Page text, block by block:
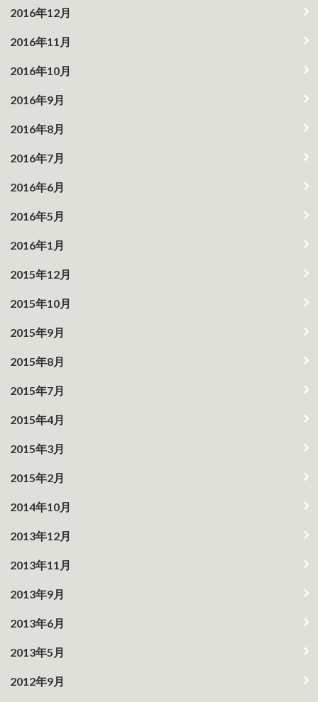
2016年12月
2016年11月
2016年10月
2016年9月
2016年8月
2016年7月
2016年6月
2016年5月
2016年1月
2015年12月
2015年10月
2015年9月
2015年8月
2015年7月
2015年4月
2015年3月
2015年2月
2014年10月
2013年12月
2013年11月
2013年9月
2013年6月
2013年5月
2012年9月